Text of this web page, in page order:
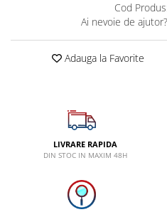
VW
Cod
Ai nevoie de ajutor?
Adauga la Favorite
LIVRARE RAPIDA
DIN STOC IN MAXIM 48H